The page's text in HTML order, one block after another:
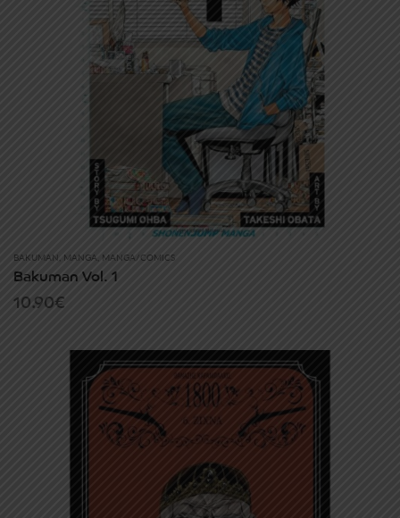
BAKUMAN , MANGA, MANGA/COMICS
Bakuman Vol. 1
10.90€